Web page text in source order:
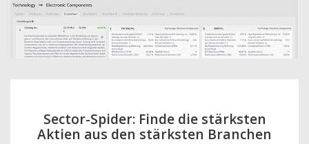
Sector-Spider: Finde die stärksten
Aktien aus den stärksten Branchen